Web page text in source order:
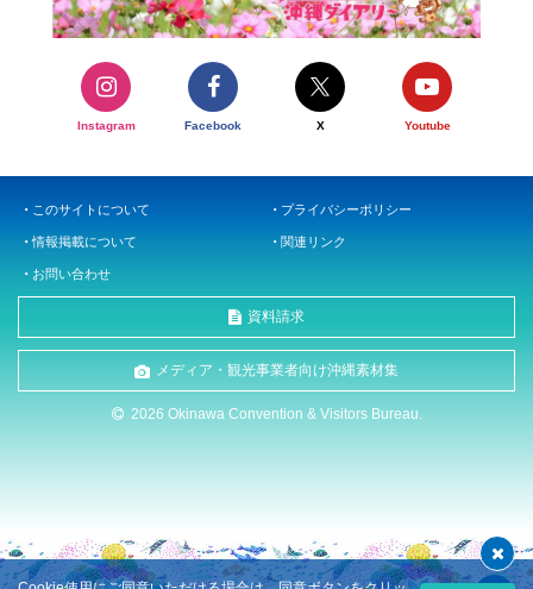
Instagram Facebook X Youtube
このサイトについて プライバシーポリシー
情報掲載について 関連リンク
お問い合わせ
資料請求
メディア・観光事業者向け沖縄素材集
2026 Okinawa Convention & Visitors Bureau.